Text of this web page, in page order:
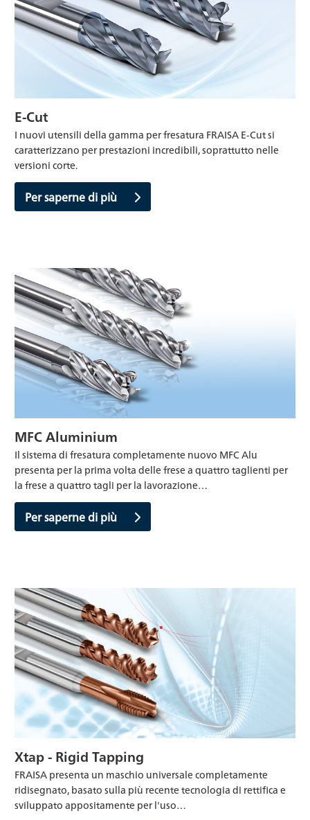
E-Cut
I nuovi utensili della gamma per fresatura FRAISA E-Cut si
caratterizzano per prestazioni incredibili, soprattutto nelle
versioni corte.
Per saperne di più
MFC Aluminium
Il sistema di fresatura completamente nuovo MFC Alu
presenta per la prima volta delle frese a quattro taglienti per
la frese a quattro tagli per la lavorazione…
Per saperne di più
Xtap - Rigid Tapping
FRAISA presenta un maschio universale completamente
ridisegnato, basato sulla più recente tecnologia di rettifica e
sviluppato appositamente per l'uso…